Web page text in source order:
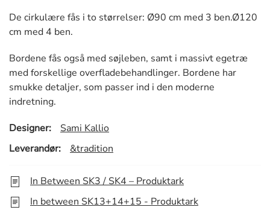
De cirkulære fås i to størrelser: Ø90 cm med 3 ben.Ø120
cm med 4 ben.
Bordene fås også med søjleben, samt i massivt egetræ
med forskellige overfladebehandlinger. Bordene har
smukke detaljer, som passer ind i den moderne
indretning.
Designer:
Sami Kallio
Leverandør:
&tradition
In Between SK3 / SK4 – Produktark
In between SK13+14+15 - Produktark